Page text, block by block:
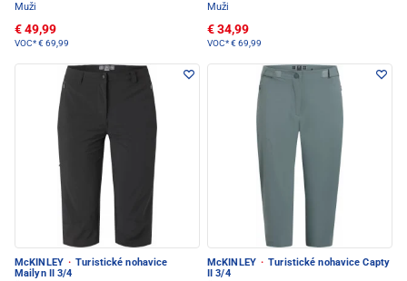
Muži
€ 49,99
VOC*€ 69,99
Muži
€ 34,99
VOC*€ 69,99
McKINLEY · Turistické nohavice
Mailyn II 3/4
McKINLEY · Turistické nohavice Capty
II 3/4